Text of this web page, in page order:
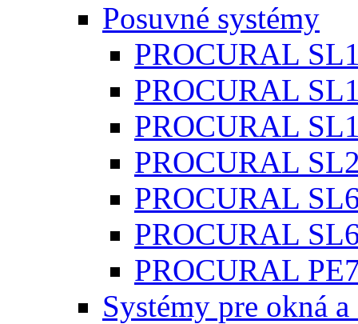
Posuvné systémy
PROCURAL
PROCURAL
PROCURAL
PROCURAL
PROCURAL
PROCURAL
PROCURAL
Systémy pre okná a